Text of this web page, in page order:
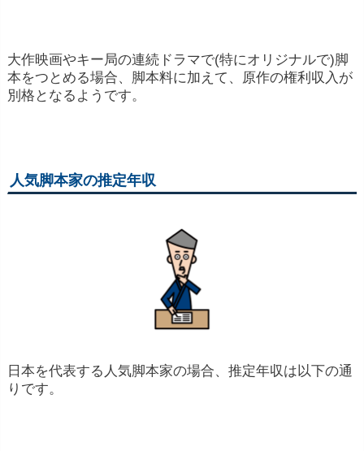
大作映画やキー局の連続ドラマで(特にオリジナルで)脚
本をつとめる場合、脚本料に加えて、原作の権利収入が
別格となるようです。
人気脚本家の推定年収
日本を代表する人気脚本家の場合、推定年収は以下の通
りです。